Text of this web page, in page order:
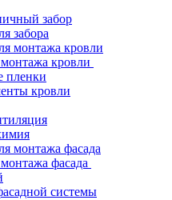
забор
забора
кровли
пленки
кровли
фасада
системы